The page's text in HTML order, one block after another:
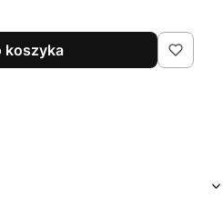
koszyka